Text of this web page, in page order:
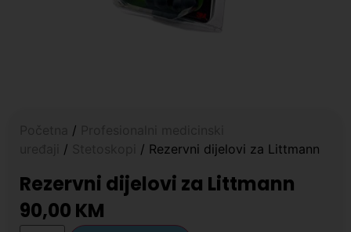
/
/ / Rezervni dijelovi za Littmann
Rezervni dijelovi za Littmann
90,00 KM